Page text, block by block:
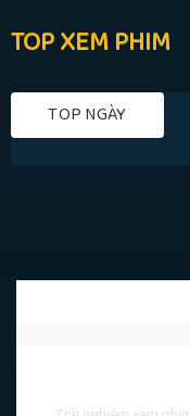
TOP XEM PHIM
TOP NGÀY